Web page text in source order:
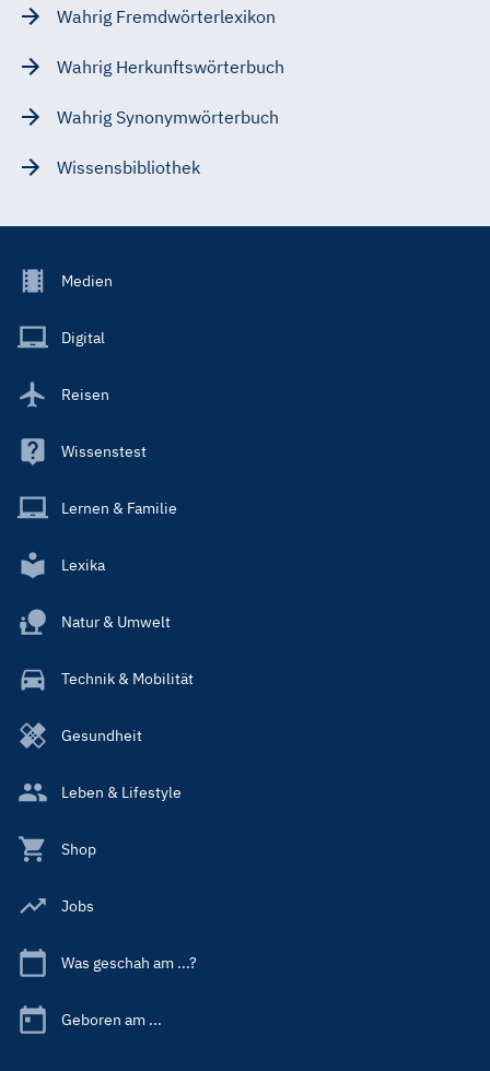
Wahrig Fremdwörterlexikon
Wahrig Herkunftswörterbuch
Wahrig Synonymwörterbuch
Wissensbibliothek
Footer
Main
Medien
Digital
Reisen
Wissenstest
Lernen & Familie
Lexika
Natur & Umwelt
Technik & Mobilität
Gesundheit
Leben & Lifestyle
Shop
Jobs
Was geschah am ...?
Geboren am ...